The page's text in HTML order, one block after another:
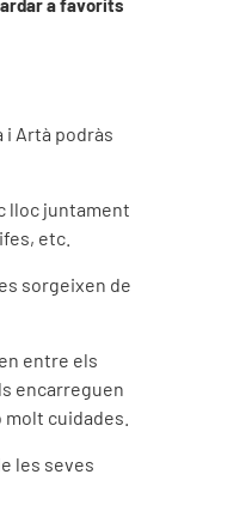
i Artà podràs
lloc juntament
etc.
sorgeixen de
entre els
encarreguen
cuidades.
les seves